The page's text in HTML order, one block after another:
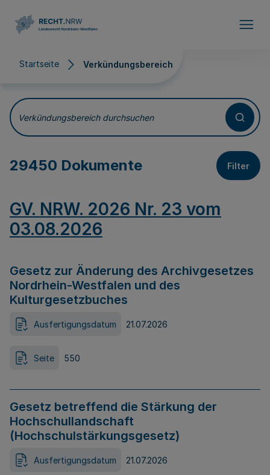
Startseite Verkündungsbereich
Verkündungsbereich
Verkündungsbereich durchsuchen
29450 Dokumente Filter
GV. NRW. 2026 Nr. 23 vom
03.08.2026
Gesetz zur Änderung des Archivgesetzes
Nordrhein-Westfalen und des
Kulturgesetzbuches
Ausfertigungsdatum 21.07.2026
Seite 550
Gesetz betreffend die Stärkung der
Hochschullandschaft
(Hochschulstärkungsgesetz)
Ausfertigungsdatum 21.07.2026